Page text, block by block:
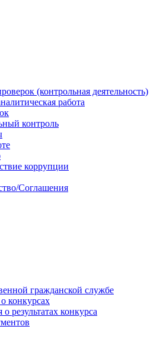
(контрольная деятельность)
работа
контроль
коррупции
Соглашения
гражданской службе
конкурсах
результатах конкурса